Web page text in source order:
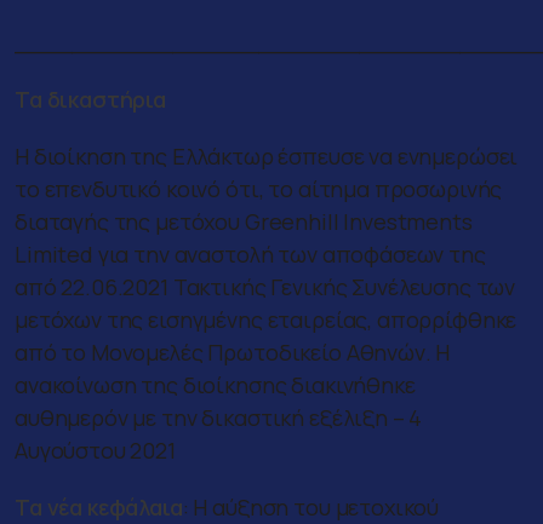
Τα δικαστήρια
Η διοίκηση της Ελλάκτωρ έσπευσε να ενημερώσει
το επενδυτικό κοινό ότι, το αίτημα προσωρινής
διαταγής της μετόχου Greenhill Investments
Limited για την αναστολή των αποφάσεων της
από 22.06.2021 Τακτικής Γενικής Συνέλευσης των
μετόχων της εισηγμένης εταιρείας, απορρίφθηκε
από το Μονομελές Πρωτοδικείο Αθηνών. Η
ανακοίνωση της διοίκησης διακινήθηκε
αυθημερόν με την δικαστική εξέλιξη – 4
Αυγούστου 2021
Τα νέα κεφάλαια: Η αύξηση του μετοχικού